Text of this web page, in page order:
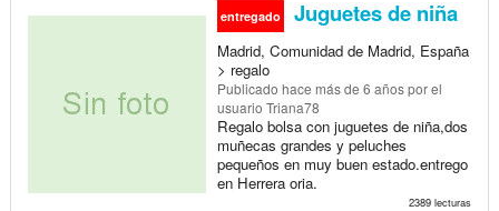
entregado Juguetes de niña
Madrid, Comunidad de Madrid, España
> regalo
Publicado hace más de 6 añospor el
usuario Triana78
Regalo bolsa con juguetes de niña,dos
muñecas grandes y peluches
pequeños en muy buen estado.entrego
en Herrera oria.
2389 lecturas